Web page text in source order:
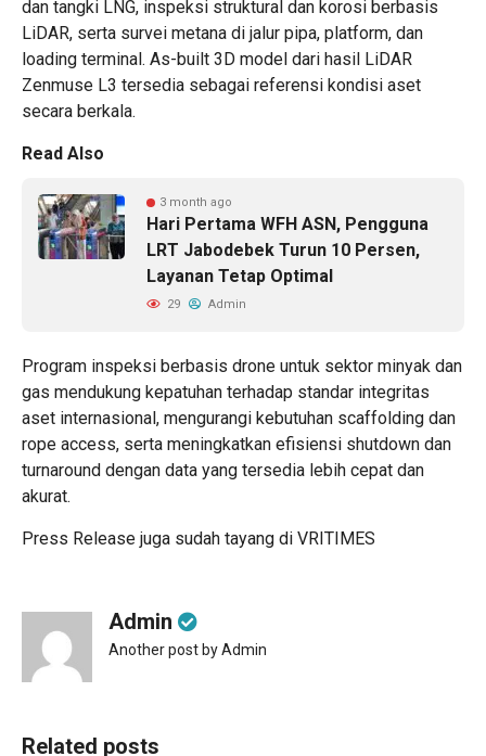
dan tangki LNG, inspeksi struktural dan korosi berbasis
LiDAR, serta survei metana di jalur pipa, platform, dan
loading terminal. As-built 3D model dari hasil LiDAR
Zenmuse L3 tersedia sebagai referensi kondisi aset
secara berkala.
Read Also
3 month ago
Hari Pertama WFH ASN, Pengguna
LRT Jabodebek Turun 10 Persen,
Layanan Tetap Optimal
29 Admin
Program inspeksi berbasis drone untuk sektor minyak dan
gas mendukung kepatuhan terhadap standar integritas
aset internasional, mengurangi kebutuhan scaffolding dan
rope access, serta meningkatkan efisiensi shutdown dan
turnaround dengan data yang tersedia lebih cepat dan
akurat.
Press Release juga sudah tayang di VRITIMES
Admin
Another post by Admin
Related posts